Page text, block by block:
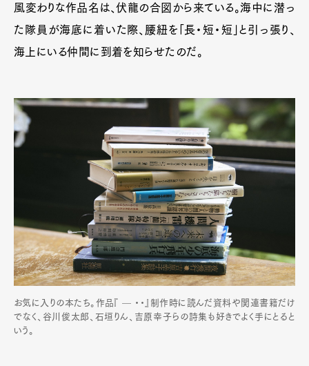
風変わりな作品名は、伏龍の合図から来ている。海中に潜っ
た隊員が海底に着いた際、腰紐を「長・短・短」と引っ張り、
海上にいる仲間に到着を知らせたのだ。
お気に入りの本たち。作品『 — ・・』制作時に読んだ資料や関連書籍だけ
でなく、谷川俊太郎、石垣りん、吉原幸子らの詩集も好きでよく手にとると
いう。